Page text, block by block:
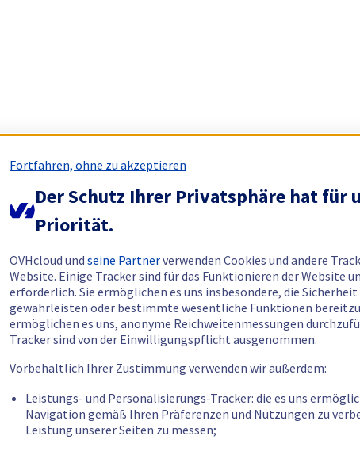
Fortfahren, ohne zu akzeptieren
Der Schutz Ihrer Privatsphäre hat für
Priorität.
OVHcloud und seine Partnerverwenden Cookies und andere
Website. Einige Tracker sind für das Funktionieren der Website
erforderlich. Sie ermöglichen es uns insbesondere, die Sicherheit
gewährleisten oder bestimmte wesentliche Funktionen
ermöglichen es uns, anonyme Reichweitenmessungen
Tracker sind von der Einwilligungspflicht ausgenommen.
Vorbehaltlich Ihrer Zustimmung verwenden wir außerdem:
Leistungs- und Personalisierungs-Tracker: die es uns
Navigation gemäß Ihren Präferenzen und Nutzungen zu
Leistung unserer Seiten zu messen;